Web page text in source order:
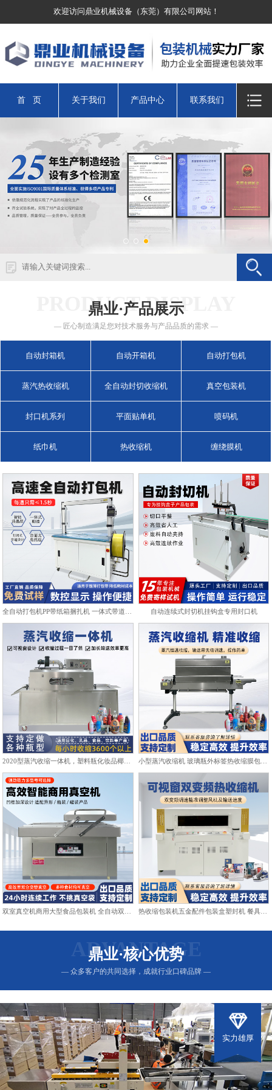
欢迎访问鼎业机械设备（东莞）有限公司网站！
首 页 关于我们 产品中心 联系我们
PRODUCT DISPLAY
鼎业·产品展示
— 匠心制造满足您对技术服务与产品品质的需求 —
自动封箱机 自动开箱机 自动打包机
蒸汽热收缩机 全自动封切收缩机 真空包装机
封口机系列 平面贴单机 喷码机
纸巾机 热收缩机 缠绕膜机
自动连续式封切机挂钩盒专用封口机
ADVANTAGE
鼎业·核心优势
— 众多客户的共同选择，成就行业口碑品牌 —
实力雄厚